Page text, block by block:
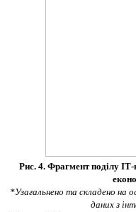
Рис. 4. Фрагмент поділу
*Узагальнено та складено на
даних з